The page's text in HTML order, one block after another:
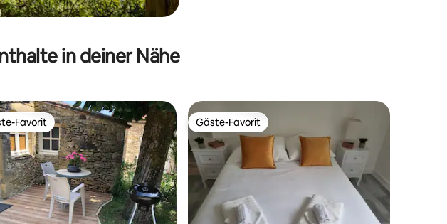
in deiner Nähe
Favorit
Favorit Gäste-Favorit
Gäste-Favorit